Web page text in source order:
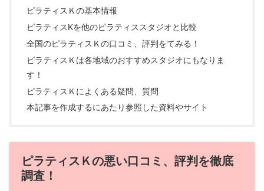
ピラティスＫの基本情報
ピラティスKを他のピラティススタジオと比較
全国のピラティスＫの口コミ、評判をてみる！
ピラティスＫは各地域のおすすめスタジオにもなりま
す！
ピラティスＫによくある疑問、質問
本記事を作成するにあたり参照した資料やサイト
ピラティスＫの悪い口コミ、評判を徹底
調査！